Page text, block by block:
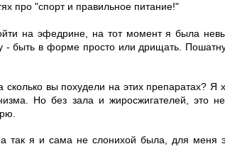
про "спорт и правильное питание!"
на эфедрине, на тот момент я была
- быть в форме просто или дрищать.
вы похудели на этих препаратах? Я
Но без зала и жиросжигателей, это
так я и сама не слонихой была, для меня